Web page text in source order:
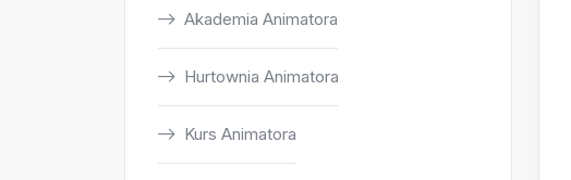
Akademia Animatora
Hurtownia Animatora
Kurs Animatora